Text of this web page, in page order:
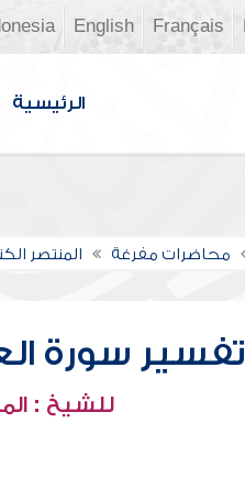
Français
English
الرئيسية
محاضرات مفرغة المنتصر
تفسير سورة
للشيخ :